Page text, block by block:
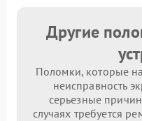
Другие
Поломки, которые
неисправность
серьезные
случаях требуется